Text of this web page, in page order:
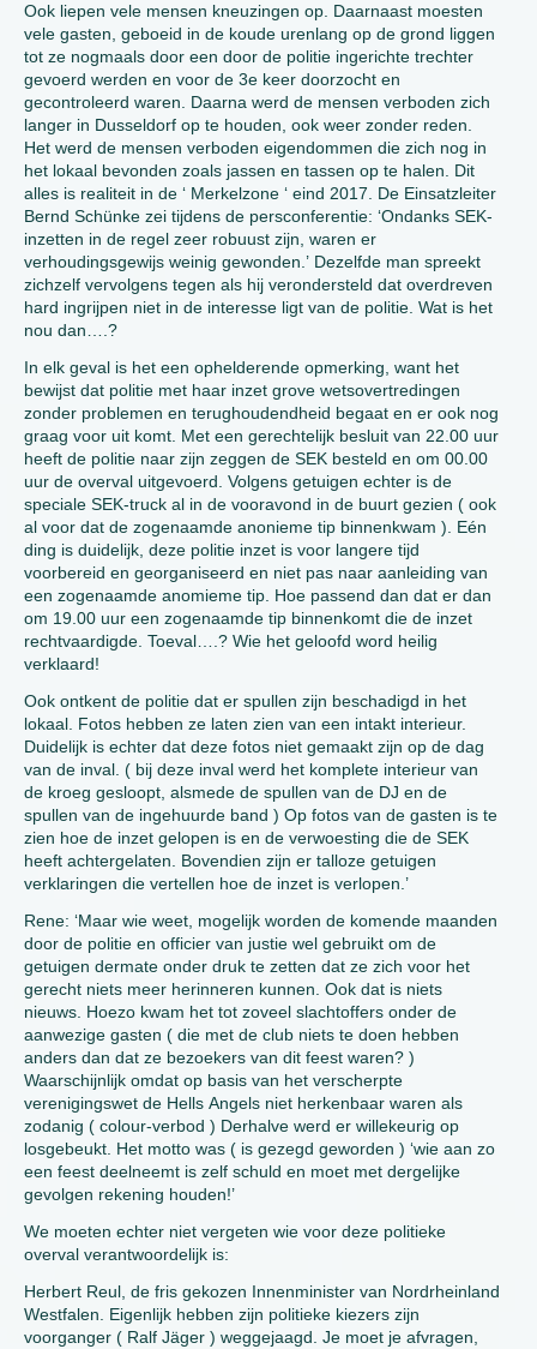
Ook liepen vele mensen kneuzingen op. Daarnaast moesten
vele gasten, geboeid in de koude urenlang op de grond liggen
tot ze nogmaals door een door de politie ingerichte trechter
gevoerd werden en voor de 3e keer doorzocht en
gecontroleerd waren. Daarna werd de mensen verboden zich
langer in Dusseldorf op te houden, ook weer zonder reden.
Het werd de mensen verboden eigendommen die zich nog in
het lokaal bevonden zoals jassen en tassen op te halen. Dit
alles is realiteit in de ‘ Merkelzone ‘ eind 2017. De Einsatzleiter
Bernd Schünke zei tijdens de persconferentie: ‘Ondanks SEK-
inzetten in de regel zeer robuust zijn, waren er
verhoudingsgewijs weinig gewonden.’ Dezelfde man spreekt
zichzelf vervolgens tegen als hij verondersteld dat overdreven
hard ingrijpen niet in de interesse ligt van de politie. Wat is het
nou dan….?
In elk geval is het een ophelderende opmerking, want het
bewijst dat politie met haar inzet grove wetsovertredingen
zonder problemen en terughoudendheid begaat en er ook nog
graag voor uit komt. Met een gerechtelijk besluit van 22.00 uur
heeft de politie naar zijn zeggen de SEK besteld en om 00.00
uur de overval uitgevoerd. Volgens getuigen echter is de
speciale SEK-truck al in de vooravond in de buurt gezien ( ook
al voor dat de zogenaamde anonieme tip binnenkwam ). Eén
ding is duidelijk, deze politie inzet is voor langere tijd
voorbereid en georganiseerd en niet pas naar aanleiding van
een zogenaamde anomieme tip. Hoe passend dan dat er dan
om 19.00 uur een zogenaamde tip binnenkomt die de inzet
rechtvaardigde. Toeval….? Wie het geloofd word heilig
verklaard!
Ook ontkent de politie dat er spullen zijn beschadigd in het
lokaal. Fotos hebben ze laten zien van een intakt interieur.
Duidelijk is echter dat deze fotos niet gemaakt zijn op de dag
van de inval. ( bij deze inval werd het komplete interieur van
de kroeg gesloopt, alsmede de spullen van de DJ en de
spullen van de ingehuurde band ) Op fotos van de gasten is te
zien hoe de inzet gelopen is en de verwoesting die de SEK
heeft achtergelaten. Bovendien zijn er talloze getuigen
verklaringen die vertellen hoe de inzet is verlopen.’
Rene: ‘Maar wie weet, mogelijk worden de komende maanden
door de politie en officier van justie wel gebruikt om de
getuigen dermate onder druk te zetten dat ze zich voor het
gerecht niets meer herinneren kunnen. Ook dat is niets
nieuws. Hoezo kwam het tot zoveel slachtoffers onder de
aanwezige gasten ( die met de club niets te doen hebben
anders dan dat ze bezoekers van dit feest waren? )
Waarschijnlijk omdat op basis van het verscherpte
verenigingswet de Hells Angels niet herkenbaar waren als
zodanig ( colour-verbod ) Derhalve werd er willekeurig op
losgebeukt. Het motto was ( is gezegd geworden ) ‘wie aan zo
een feest deelneemt is zelf schuld en moet met dergelijke
gevolgen rekening houden!’
We moeten echter niet vergeten wie voor deze politieke
overval verantwoordelijk is:
Herbert Reul, de fris gekozen Innenminister van Nordrheinland
Westfalen. Eigenlijk hebben zijn politieke kiezers zijn
voorganger ( Ralf Jäger ) weggejaagd. Je moet je afvragen,